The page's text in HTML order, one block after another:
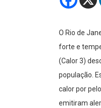
O Rio de
forte e
(Calor 3)
população.
calor por
emitiram